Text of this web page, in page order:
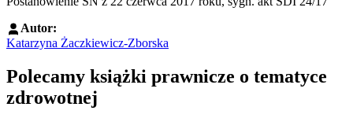
Autor:
Katarzyna Żaczkiewicz-Zborska
Polecamy książki prawnicze o tematyce
zdrowotnej